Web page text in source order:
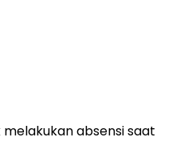
absensi saat